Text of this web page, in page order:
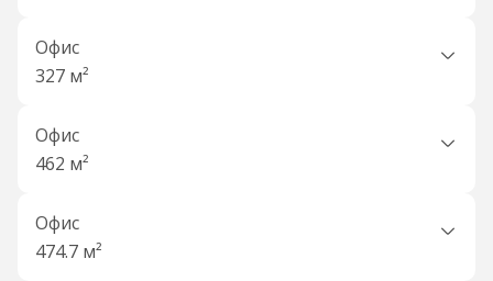
Офис
327 м²
Офис
462 м²
Офис
474.7 м²